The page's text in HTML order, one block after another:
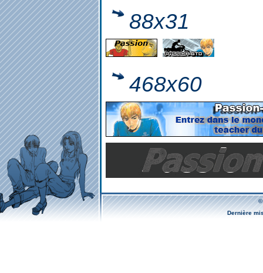
88x31
468x60
©
Dernière